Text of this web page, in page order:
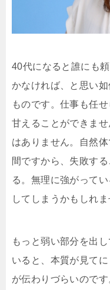
40代になると誰にも
かなければ、と思い
ものです。仕事も任
甘えることができま
はありません。自然
間ですから、失敗す
る。無理に強がって
してしまうかもしれま
もっと弱い部分を出
いると、本質が見て
が伝わりづらいので